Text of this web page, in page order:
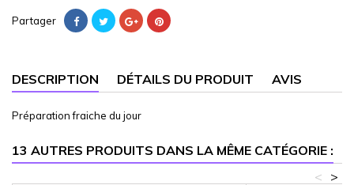
Partager
DESCRIPTION DÉTAILS DU PRODUIT AVIS
Préparation fraiche du jour
13 AUTRES PRODUITS DANS LA MÊME CATÉGORIE :
>
<